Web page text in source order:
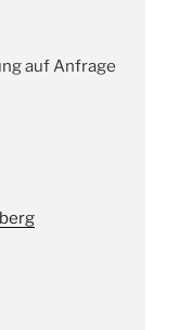
auf Anfrage